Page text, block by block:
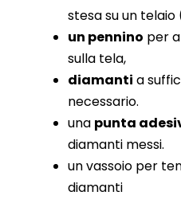
stesa su un
un pennino per
sulla tela,
diamanti a
necessario.
una punta
diamanti messi.
un vassoio per
diamanti